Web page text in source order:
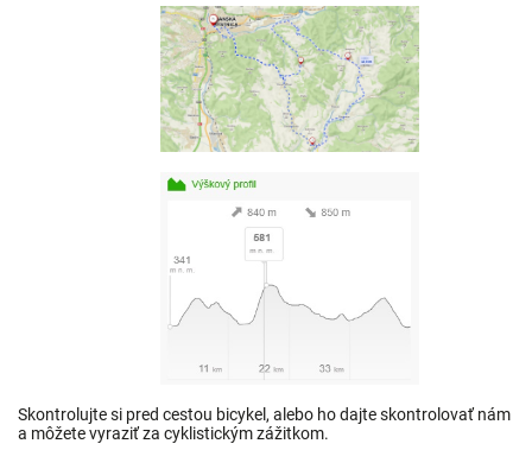
Skontrolujte si pred cestou bicykel, alebo ho dajte skontrolovať nám
a môžete vyraziť za cyklistickým zážitkom.